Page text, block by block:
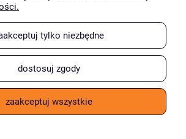
tylko niezbędne
dostosuj zgody
zaakceptuj wszystkie